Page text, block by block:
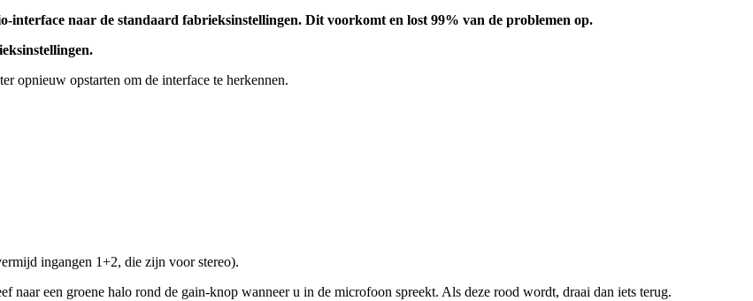
-interface naar de standaard fabrieksinstellingen. Dit voorkomt en lost 99% van de problemen op.
.
opnieuw opstarten om de interface te herkennen.
ingangen 1+2, die zijn voor stereo).
naar een groene halo rond de gain-knop wanneer u in de microfoon spreekt. Als deze rood wordt, draai dan iets terug.